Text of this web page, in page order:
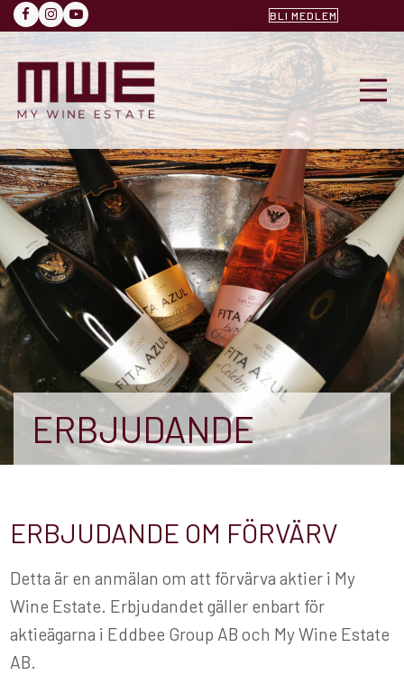
FACEBOOK
INSTAGRAM
YOUTUBE BLI MEDLEM
ERBJUDANDE
ERBJUDANDE OM FÖRVÄRV
Detta är en anmälan om att förvärva aktier i My
Wine Estate. Erbjudandet gäller enbart för
aktieägarna i Eddbee Group AB och My Wine Estate
AB.